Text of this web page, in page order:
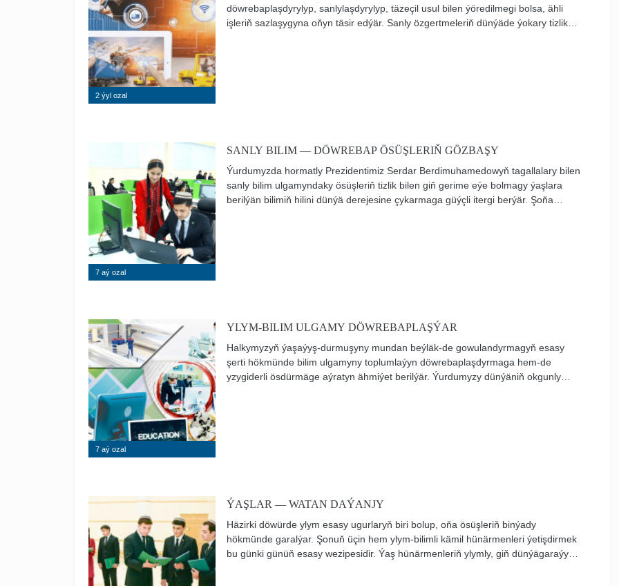
2 ýyl ozal
döwrebaplaşdyrylyp, sanlylaşdyrylyp, täzeçil usul bilen ýöredilmegi bolsa, ähli
işleriň sazlaşygyna oňyn täsir edýär. Sanly özgertmeleriň dünýäde ýokary tizlik
7 aý ozal
SANLY BILIM — DÖWREBAP ÖSÜŞLERIŇ GÖZBAŞY
Ýurdumyzda hormatly Prezidentimiz Serdar Berdimuhamedowyň tagallalary bilen
sanly bilim ulgamyndaky ösüşleriň tizlik bilen giň gerime eýe bolmagy ýaşlara
berilýän bilimiň hilini dünýä derejesine çykarmaga güýçli itergi berýär. Şoňa
7 aý ozal
YLYM-BILIM ULGAMY DÖWREBAPLAŞÝAR
Halkymyzyň ýaşaýyş-durmuşyny mundan beýläk-de gowulandyrmagyň esasy
şerti hökmünde bilim ulgamyny toplumlaýyn döwrebaplaşdyrmaga hem-de
yzygiderli ösdürmäge aýratyn ähmiýet berilýär. Ýurdumyzy dünýäniň okgunly
ÝAŞLAR — WATAN DAÝANJY
Häzirki döwürde ylym esasy ugurlaryň biri bolup, oňa ösüşleriň binýady
hökmünde garalýar. Şonuň üçin hem ylym-bilimli kämil hünärmenleri ýetişdirmek
bu günki günüň esasy wezipesidir. Ýaş hünärmenleriň ylymly, giň dünýägaraýyşly